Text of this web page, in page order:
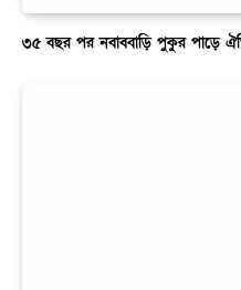
৩৫ বছর পর নবাববাড়ি পুকুর পাড়ে